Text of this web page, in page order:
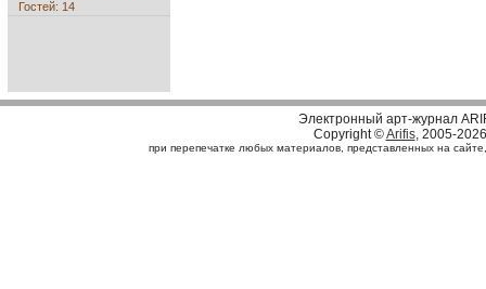
Гостей: 14
Электронный арт-журнал
Copyright ©Arifis, 2005-2026
при перепечатке любых материалов, представленных на